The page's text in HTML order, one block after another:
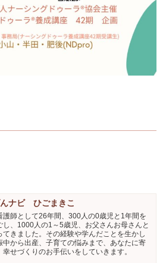
ナビ ひごまきこ
護師として26年間、300人の0歳児と1年間を
し、1000人の1～5歳児、お父さんお母さんと
てきました。その経験や学んだことを生かし
中から出産、子育ての悩みまで、あなたに寄
幸せづくりのお手伝いをしていきます。